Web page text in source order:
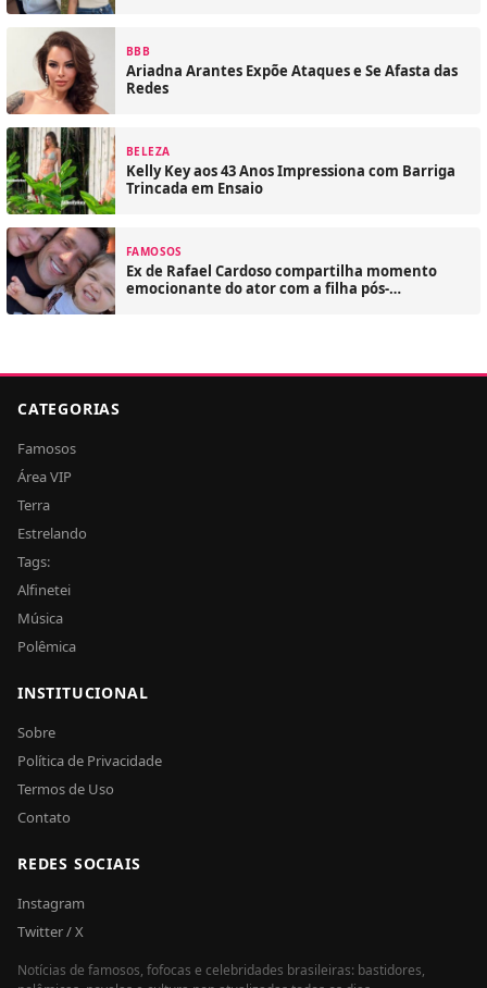
BBB
Ariadna Arantes Expõe Ataques e Se Afasta das
Redes
BELEZA
Kelly Key aos 43 Anos Impressiona com Barriga
Trincada em Ensaio
FAMOSOS
Ex de Rafael Cardoso compartilha momento
emocionante do ator com a filha pós-
CATEGORIAS
Famosos
Área VIP
Terra
Estrelando
Tags:
Alfinetei
Música
Polêmica
INSTITUCIONAL
Sobre
Política de Privacidade
Termos de Uso
Contato
REDES SOCIAIS
Instagram
Twitter / X
Notícias de famosos, fofocas e celebridades brasileiras: bastidores,